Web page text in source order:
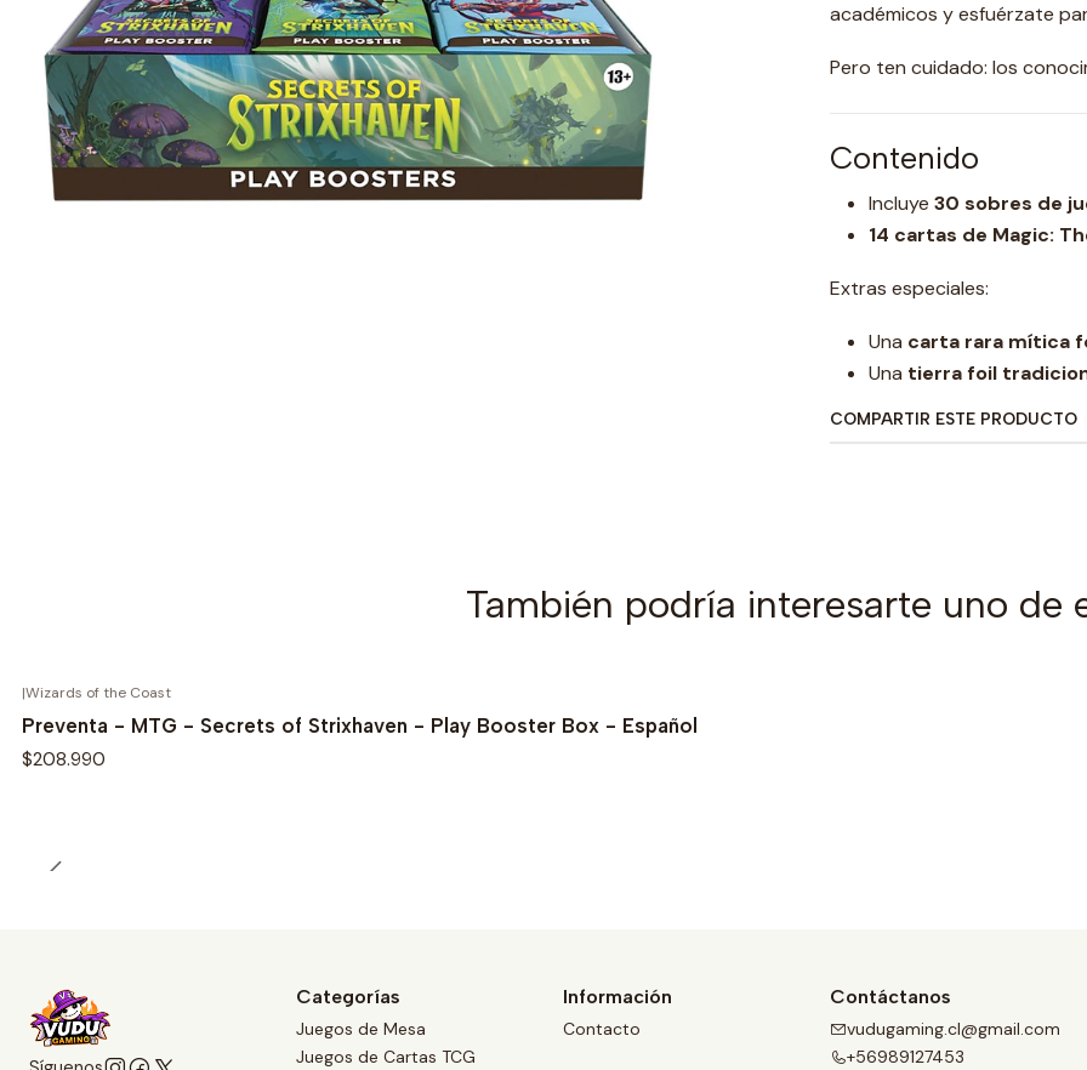
académicos y esfuérzate
Pero ten cuidado: los
Contenido
Incluye 30 sobres de
14 cartas de Magic:
Extras especiales:
Una carta rara mítica
Una tierra foil
COMPARTIR ESTE PRODUCTO
También podría interesarte uno de
|Wizards of the Coast
Preventa - MTG - Secrets of Strixhaven - Play Booster Box - Español
$208.990
Categorías
Juegos de Mesa
Juegos de Cartas TCG
Información
Contacto
Contáctanos
vudugaming.cl@gmail.com
+56989127453